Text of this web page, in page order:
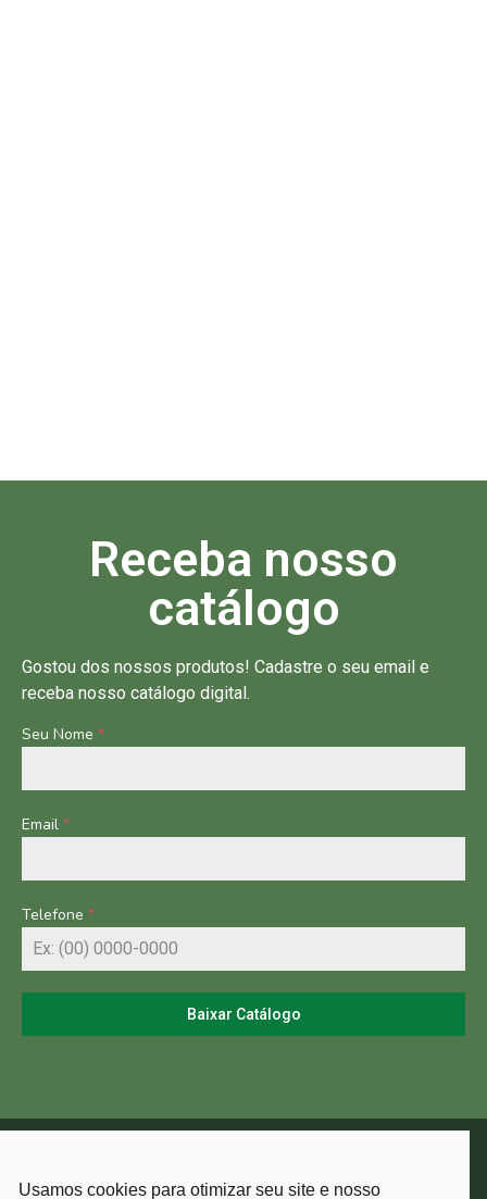
Receba nosso
catálogo
Gostou dos nossos produtos! Cadastre o seu email e
receba nosso catálogo digital.
Seu Nome *
Email *
Telefone *
Baixar Catálogo
Usamos cookies para otimizar seu site e nosso